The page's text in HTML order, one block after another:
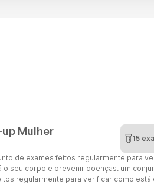
Mulher
15
de exames feitos regularmente para
o seu corpo e prevenir doenças. um
regularmente para verificar como está